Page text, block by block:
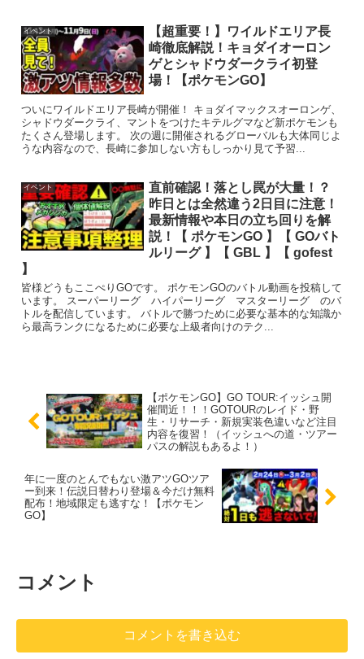
イベント
【超重要！】ワイルドエリア長
崎徹底解説！キョダイオーロン
ゲとシャドウダークライ初登
場！【ポケモンGO】
ついにワイルドエリア長崎が開催！ キョダイマックスオーロンゲ、
シャドウダークライ、マントをつけたキテルグマなど新ポケモンも
たくさん登場します。 次の週に開催されるグローバルも大体同じよ
うな内容なので、長崎に参加しない方もしっかり見て予習...
イベント
直前確認！落とし罠が大量！？
昨日とは全然違う2日目に注意！
最新情報や本日の立ち回りを解
説！【 ポケモンGO 】【 GOバト
ルリーグ 】【 GBL 】【 gofest
】
皆様どうもここぺりGOです。 ポケモンGOのバトル動画を投稿して
います。 スーパーリーグ ハイパーリーグ マスターリーグ のバ
トルを配信しています。 バトルで勝つために必要な基本的な知識か
ら最高ランクになるために必要な上級者向けのテク...
【ポケモンGO】GO TOUR:イッシュ開
催間近！！！GOTOURのレイド・野
生・リサーチ・新規実装色違いなど注目
内容を復習！（イッシュへの道・ツアー
パスの解説もあるよ！）
年に一度のとんでもない激アツGOツア
ー到来！伝説日替わり登場＆今だけ無料
配布！地域限定も逃すな！【ポケモン
GO】
コメント
コメントを書き込む